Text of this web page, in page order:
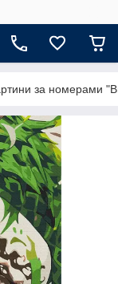
за номерами